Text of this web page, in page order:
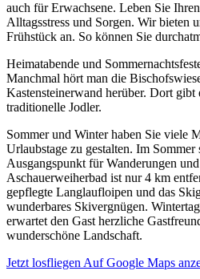
auch für Erwachsene. Leben Sie
Alltagsstress und Sorgen. Wir bieten
Frühstück an. So können Sie
Heimatabende und
Manchmal hört man die
Kastensteinerwand herüber. Dort
traditionelle Jodler.
Sommer und Winter haben Sie viele
Urlaubstage zu gestalten. Im
Ausgangspunkt für Wanderungen
Aschauerweiherbad ist nur 4 km
gepflegte Langlaufloipen und das
wunderbares Skivergnügen.
erwartet den Gast herzliche
wunderschöne Landschaft.
Jetzt losfliegen Auf Google Maps